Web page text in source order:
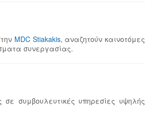
MDC Stiakakis, αναζητούν καινοτόμες
συνεργασίας.
συμβουλευτικές υπηρεσίες υψηλής